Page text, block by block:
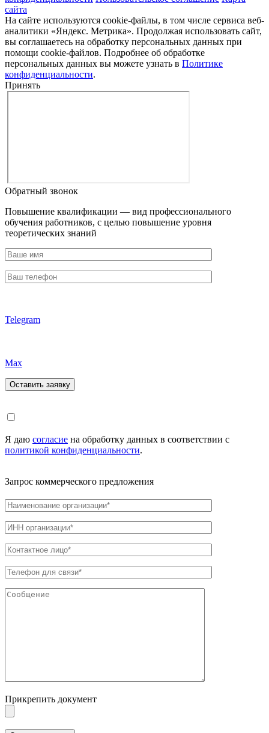
сайта
На сайте используются cookie-файлы, в том числе сервиса веб-
аналитики «Яндекс. Метрика». Продолжая использовать сайт,
вы соглашаетесь на обработку персональных данных при
помощи cookie-файлов. Подробнее об обработке
персональных данных вы можете узнать в Политике
конфиденциальности.
Принять
Обратный звонок
Повышение квалификации — вид профессионального
обучения работников, с целью повышение уровня
теоретических знаний
Telegram
Max
Я даю согласие на обработку данных в соответствии с
политикой конфиденциальности.
Запрос коммерческого предложения
Прикрепить документ